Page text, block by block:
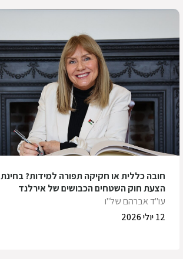
חובה כללית או חקיקה תפורה למידות? בחינת
הצעת חוק השטחים הכבושים של אירלנד
עו"ד אברהם של"ו
12 יולי 2026